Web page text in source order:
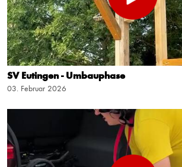
SV Eutingen - Umbauphase
03. Februar 2026